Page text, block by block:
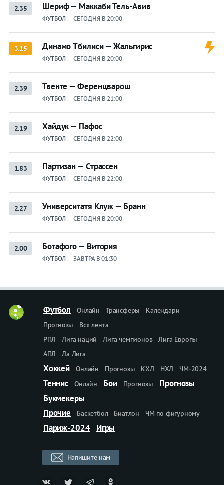
2.35 Шериф — Маккаби Тель-Авив
ФУТБОЛ СЕГОДНЯ В 20:00
3.15 Динамо Тбилиси — Жальгирис
ФУТБОЛ СЕГОДНЯ В 20:00
2.39 Твенте — Ференцварош
ФУТБОЛ СЕГОДНЯ В 21:00
2.19 Хайдук — Пафос
ФУТБОЛ СЕГОДНЯ В 22:00
1.83 Партизан — Страссен
ФУТБОЛ СЕГОДНЯ В 22:00
2.27 Университатя Клуж — Бранн
ФУТБОЛ СЕГОДНЯ В 20:00
2.00 Ботафого — Витория
ФУТБОЛ ЗАВТРА В 01:30
Футбол Онлайн Трансферы
Календари
Прогнозы
Вся лента
РПЛ
Лига наций Лига чемпионов
Лига Европы
АПЛ
Ла Лига
Хоккей Онлайн Прогнозы КХЛ НХЛ ЧМ-2024
Теннис Онлайн Бои Прогнозы
Прогнозы
Букмекеры
Прочие
Баскетбол Биатлон ЧМ по фигурному
Париж-2024 Игры
Напишите нам